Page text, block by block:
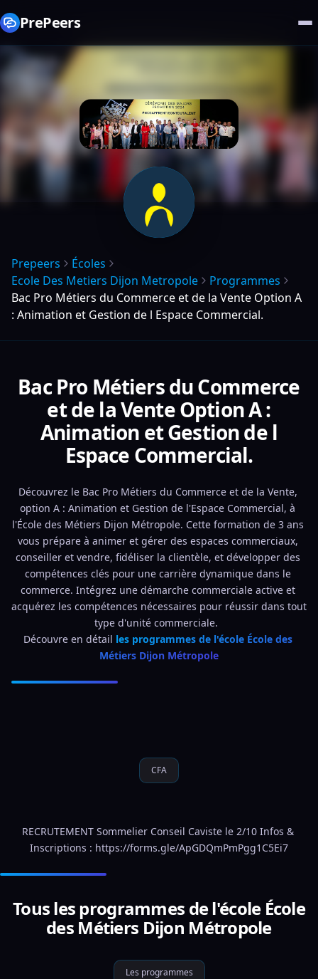
PrePeers
Prepeers
Écoles
Ecole Des Metiers Dijon Metropole
Programmes
Bac Pro Métiers du Commerce et de la Vente Option A
: Animation et Gestion de l Espace Commercial.
Bac Pro Métiers du Commerce
et de la Vente Option A :
Animation et Gestion de l
Espace Commercial.
Découvrez le Bac Pro Métiers du Commerce et de la Vente,
option A : Animation et Gestion de l'Espace Commercial, à
l'École des Métiers Dijon Métropole. Cette formation de 3 ans
vous prépare à animer et gérer des espaces commerciaux,
conseiller et vendre, fidéliser la clientèle, et développer des
compétences clés pour une carrière dynamique dans le
commerce. Intégrez une démarche commerciale active et
acquérez les compétences nécessaires pour réussir dans tout
type d'unité commerciale.
Découvre en détail les programmes de l'école École des
Métiers Dijon Métropole
CFA
RECRUTEMENT Sommelier Conseil Caviste le 2/10 Infos &
Inscriptions : https://forms.gle/ApGDQmPmPgg1C5Ei7
Tous les programmes de l'école École
des Métiers Dijon Métropole
Les programmes